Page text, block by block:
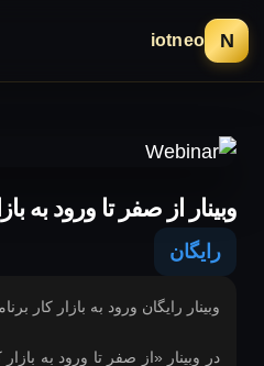
N
iotneo
وبینار از صفر تا ورود به
رایگان
وبینار رایگان ورود به بازار کار
در وبینار «از صفر تا ورود به